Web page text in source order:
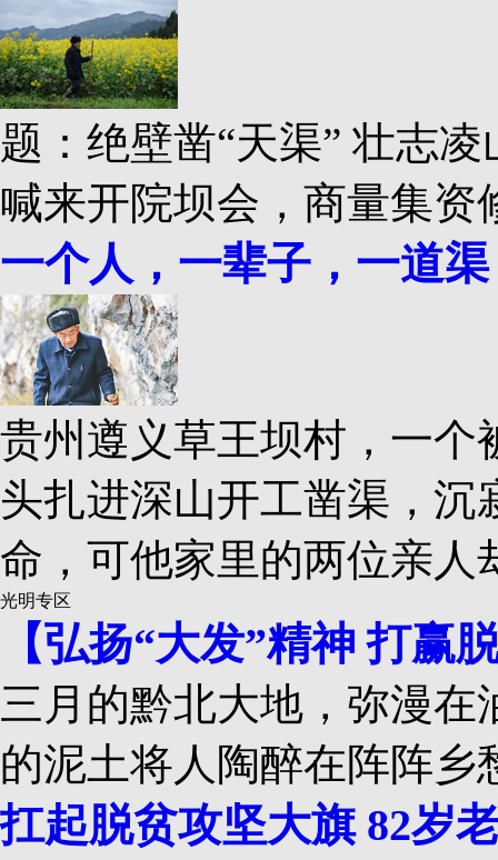
题：绝壁凿“天渠” 壮志
喊来开院坝会，商量集资
一个人，一辈子，一道渠
贵州遵义草王坝村，一
头扎进深山开工凿渠，
命，可他家里的两位亲人
光明专区
【弘扬“大发”精神 打赢
三月的黔北大地，弥漫
的泥土将人陶醉在阵阵乡
扛起脱贫攻坚大旗 82岁